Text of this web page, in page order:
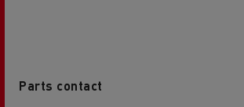
Parts contact